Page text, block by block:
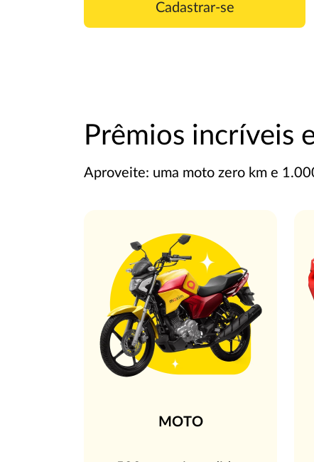
Cadastrar-se
Prêmios incríveis
Aproveite: uma moto zero km e
MOTO